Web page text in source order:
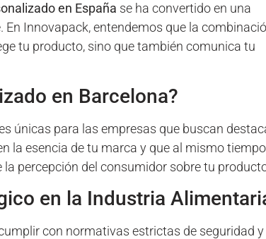
en España se ha convertido en una
Innovapack, entendemos que la
tu producto, sino que también comunica tu
en Barcelona?
únicas para las empresas que buscan
la esencia de tu marca y que al mismo tiempo
percepción del consumidor sobre tu
en la Industria
con normativas estrictas de seguridad y